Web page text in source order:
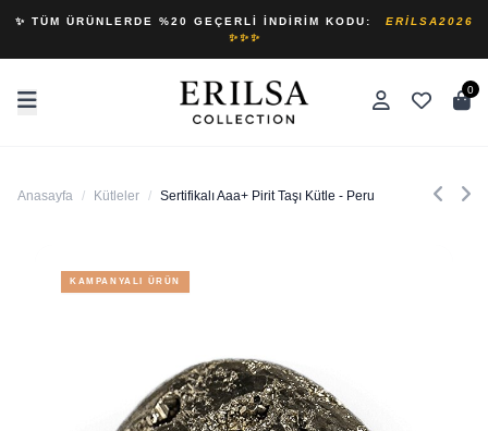
✨ TÜM ÜRÜNLERDE %20 GEÇERLI İNDIRIM KODU:
ERILSA2026
✨✨✨
0
Anasayfa / Kütleler / Sertifikalı Aaa+ Pirit Taşı Kütle - Peru
KAMPANYALI ÜRÜN